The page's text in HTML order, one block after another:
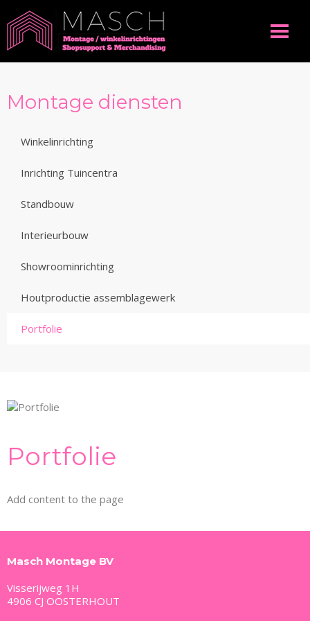
Montage diensten
Winkelinrichting
Inrichting Tuincentra
Standbouw
Interieurbouw
Showroominrichting
Houtproductie assemblagewerk
Portfolie
Portfolie
Add content to the page
Masch Montage BV
Visserijweg 1H
4906 CJ OOSTERHOUT